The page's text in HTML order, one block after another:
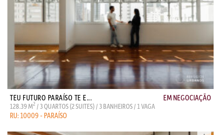
TEU FUTURO PARAÍSO TE E... EM NEGOCIAÇÃO
128.39 M2 / 3 QUARTOS (2 SUITES) / 3 BANHEIROS / 1 VAGA
RU: 10009 - PARAÍSO